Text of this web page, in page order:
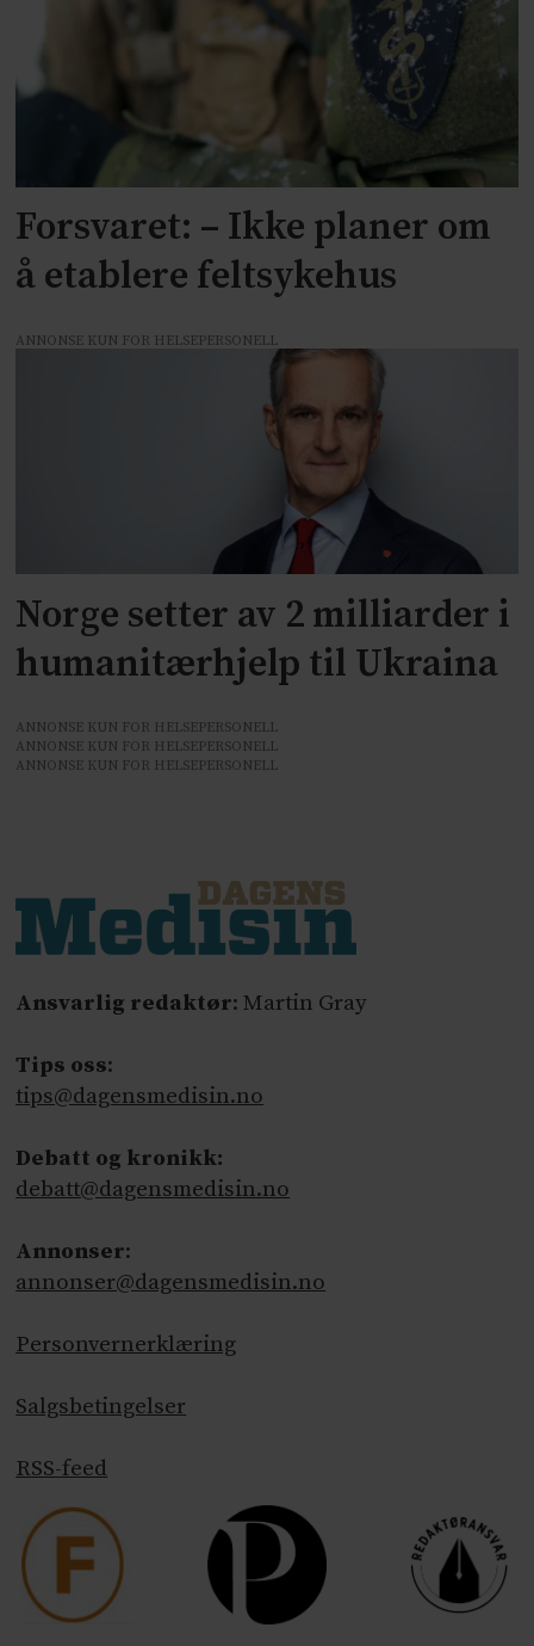
Forsvaret: – Ikke planer om
å etablere feltsykehus
ANNONSE KUN FOR HELSEPERSONELL
Norge setter av 2 milliarder i
humanitærhjelp til Ukraina
ANNONSE KUN FOR HELSEPERSONELL
ANNONSE KUN FOR HELSEPERSONELL
ANNONSE KUN FOR HELSEPERSONELL
Ansvarlig redaktør: Martin Gray
Tips oss:
tips@dagensmedisin.no
Debatt og kronikk:
debatt@dagensmedisin.no
Annonser:
annonser@dagensmedisin.no
Personvernerklæring
Salgsbetingelser
RSS-feed